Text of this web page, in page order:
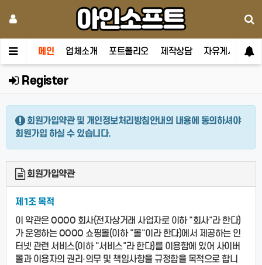
메인 업체소개 포트폴리오 제작상담 자유게시판
Register
회원가입약관 및 개인정보처리방침안내의 내용에 동의하셔야
회원가입 하실 수 있습니다.
회원가입약관
제1조 목적
이 약관은 OOOO 회사(전자상거래 사업자로 이하 "회사"라 한다)
가 운영하는 OOOO 쇼핑몰(이하 "몰"이라 한다)에서 제공하는 인
터넷 관련 서비스(이하 "서비스"라 한다)를 이용함에 있어 사이버
몰과 이용자의 권리·의무 및 책임사항을 규정함을 목적으로 합니